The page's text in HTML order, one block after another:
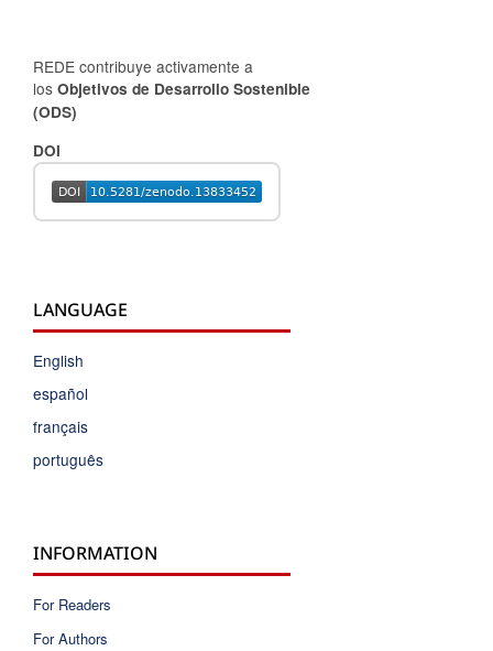
REDE contribuye activamente a
los Objetivos de Desarrollo Sostenible
(ODS)
DOI
LANGUAGE
English
español
français
português
INFORMATION
For Readers
For Authors